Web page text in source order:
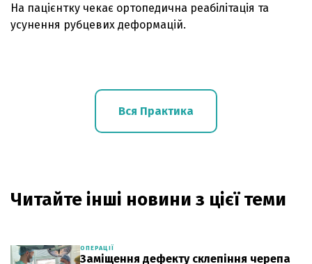
На пацієнтку чекає ортопедична реабілітація та
усунення рубцевих деформацій.
Вся Практика
Читайте інші новини з цієї теми
ОПЕРАЦІЇ
Заміщення дефекту склепіння черепа